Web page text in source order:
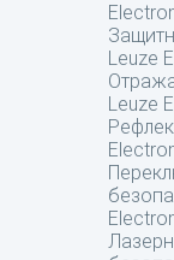
Leuze
Leuze